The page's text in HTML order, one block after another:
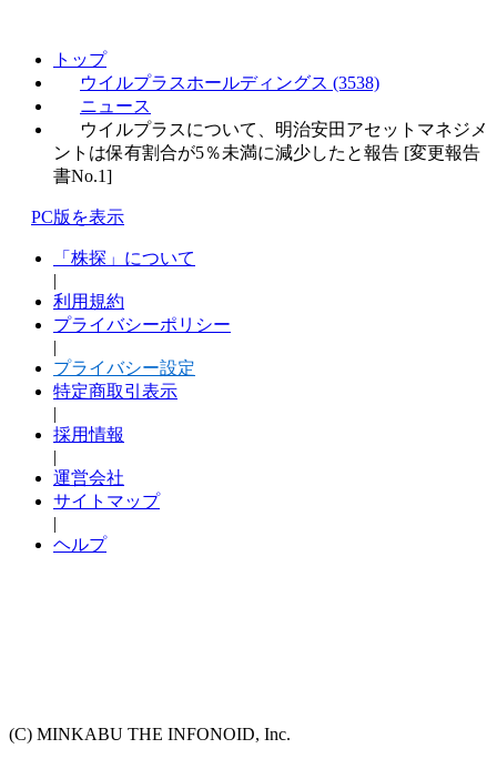
トップ
ウイルプラスホールディングス (3538)
ニュース
ウイルプラスについて、明治安田アセットマネジメ
ントは保有割合が5％未満に減少したと報告 [変更報告
書No.1]
PC版を表示
「株探」について
|
利用規約
プライバシーポリシー
|
プライバシー設定
特定商取引表示
|
採用情報
|
運営会社
サイトマップ
|
ヘルプ
(C) MINKABU THE INFONOID, Inc.